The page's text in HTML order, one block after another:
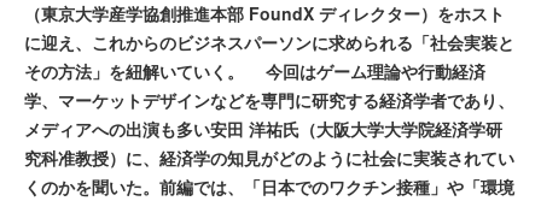
（東京大学産学協創推進本部 FoundX ディレクター）をホスト
に迎え、これからのビジネスパーソンに求められる「社会実装と
その方法」を紐解いていく。 今回はゲーム理論や行動経済
学、マーケットデザインなどを専門に研究する経済学者であり、
メディアへの出演も多い安田 洋祐氏（大阪大学大学院経済学研
究科准教授）に、経済学の知見がどのように社会に実装されてい
くのかを聞いた。前編では、「日本でのワクチン接種」や「環境